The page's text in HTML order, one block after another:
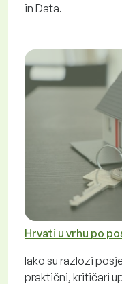
in Data.
Hrvati u vrhu po
Iako su razlozi
praktični, kritičari